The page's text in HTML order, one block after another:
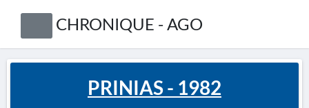
CHRONIQUE - AGO
PRINIAS - 1982